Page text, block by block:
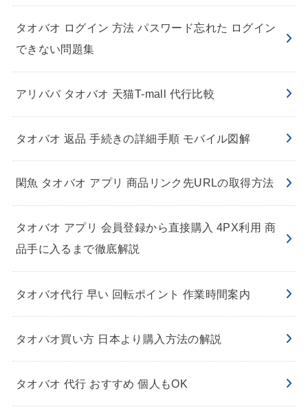
タオバオ ログイン 方法 パスワード忘れた ログイン
できない問題集
アリババ タオバオ 天猫T-mall 代行比較
タオバオ 返品 手続きの詳細手順 モバイル図解
閑魚 タオバオ アプリ 商品リンク先URLの取得方法
タオバオ アプリ 会員登録から直接購入 4PX利用 商
品手に入るまで徹底解説
タオバオ代行 早い 回転ポイント 作業時間案内
タオバオ買い方 日本より購入方法の解説
タオバオ 代行 おすすめ 個人もOK